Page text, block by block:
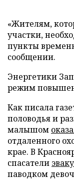
«Жителям,
участки,
пункты
сообщении.
Энергетики
режим
Как писала
половодья и
малышом
отдаленного
крае. В
спасатели
паводком